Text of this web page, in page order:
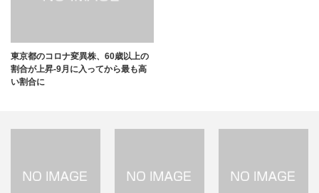
東京都のコロナ変異株、60歳以上の
割合が上昇-9月に入ってから最も高
い割合に